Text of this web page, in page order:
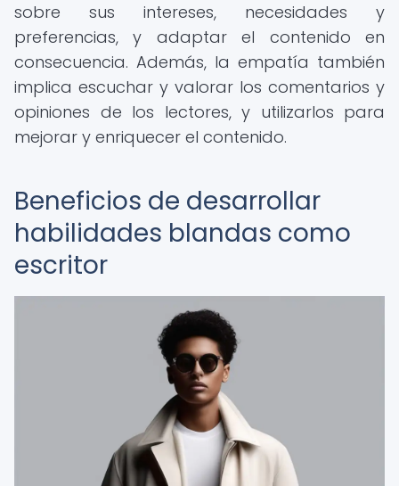
sobre sus intereses, necesidades y
preferencias, y adaptar el contenido en
consecuencia. Además, la empatía también
implica escuchar y valorar los comentarios y
opiniones de los lectores, y utilizarlos para
mejorar y enriquecer el contenido.
Beneficios de desarrollar
habilidades blandas como
escritor